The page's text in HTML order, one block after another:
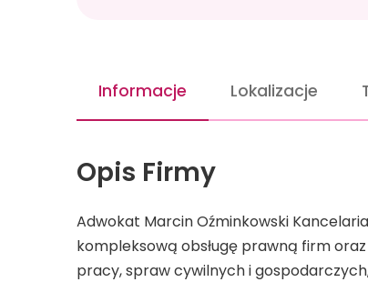
Informacje Lokalizacje
Opis Firmy
Adwokat Marcin Oźminkowski
kompleksową obsługę prawną firm
pracy, spraw cywilnych i